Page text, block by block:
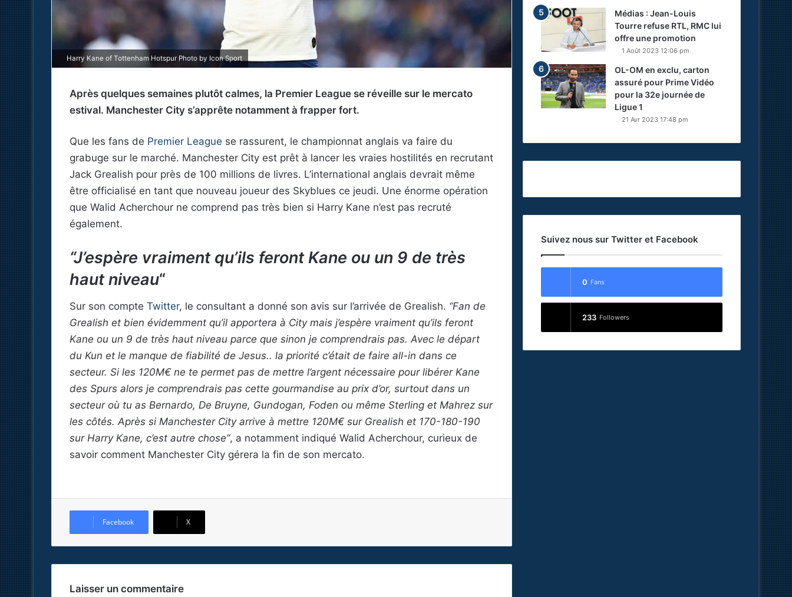
Harry Kane of Tottenham Hotspur Photo by Icon Sport
Après quelques semaines plutôt calmes, la Premier League se réveille sur le mercato
estival. Manchester City s’apprête notamment à frapper fort.
Que les fans de Premier League se rassurent, le championnat anglais va faire du
grabuge sur le marché. Manchester City est prêt à lancer les vraies hostilités en recrutant
Jack Grealish pour près de 100 millions de livres. L’international anglais devrait même
être officialisé en tant que nouveau joueur des Skyblues ce jeudi. Une énorme opération
que Walid Acherchour ne comprend pas très bien si Harry Kane n’est pas recruté
également.
“J’espère vraiment qu’ils feront Kane ou un 9 de très
haut niveau“
Sur son compte Twitter, le consultant a donné son avis sur l’arrivée de Grealish. “Fan de
Grealish et bien évidemment qu’il apportera à City mais j’espère vraiment qu’ils feront
Kane ou un 9 de très haut niveau parce que sinon je comprendrais pas. Avec le départ
du Kun et le manque de fiabilité de Jesus.. la priorité c’était de faire all-in dans ce
secteur. Si les 120M€ ne te permet pas de mettre l’argent nécessaire pour libérer Kane
des Spurs alors je comprendrais pas cette gourmandise au prix d’or, surtout dans un
secteur où tu as Bernardo, De Bruyne, Gundogan, Foden ou même Sterling et Mahrez sur
les côtés. Après si Manchester City arrive à mettre 120M€ sur Grealish et 170-180-190
sur Harry Kane, c’est autre chose”, a notamment indiqué Walid Acherchour, curieux de
savoir comment Manchester City gérera la fin de son mercato.
Facebook X
Laisser un commentaire
Médias : Jean-Louis
Tourre refuse RTL, RMC lui
offre une promotion
1 Août 2023 12:06 pm
OL-OM en exclu, carton
assuré pour Prime Vidéo
pour la 32e journée de
Ligue 1
21 Avr 2023 17:48 pm
Suivez nous sur Twitter et Facebook
0 Fans
233 Followers